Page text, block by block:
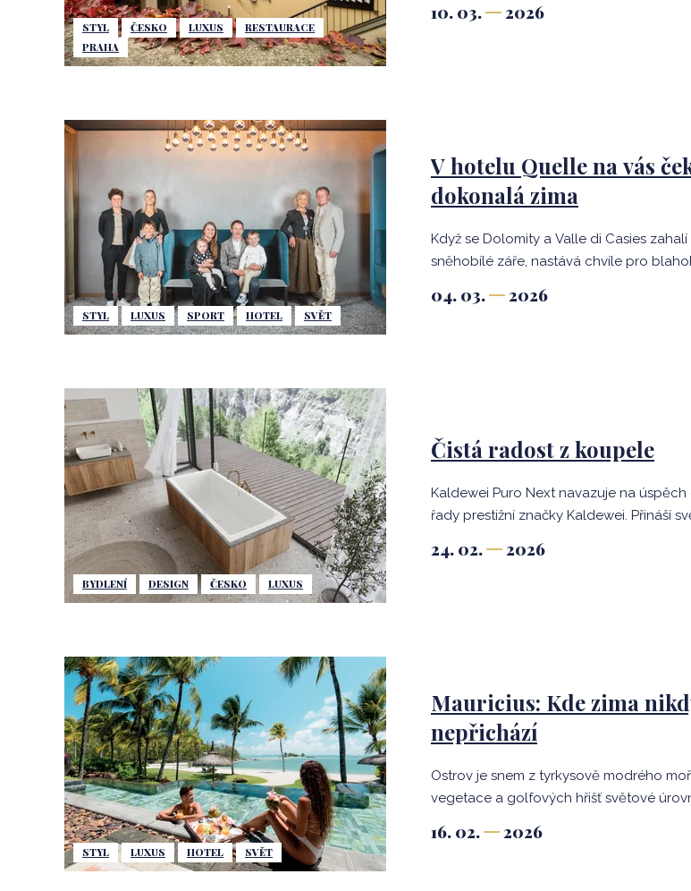
STYL ČESKO LUXUS
RESTAURACE
PRAHA
je poskytovat hodnotné kulinářské
10. 03. 2026
STYL LUXUS SPORT HOTEL SVĚT
V hotelu Quelle na vás
dokonalá zima
Když se Dolomity a Valle di Casies
sněhobílé záře, nastává chvíle pro
4OO metrů nad mořem, se nachází Hotel
04. 03. 2026
BYDLENÍ DESIGN ČESKO LUXUS
Čistá radost z koupele
Kaldewei Puro Next navazuje na
řady prestižní značky Kaldewei. Přináší
bezpečnostními úpravami.
24. 02. 2026
STYL LUXUS HOTEL SVĚT
Mauricius: Kde zima nikdy
nepřichází
Ostrov je snem z tyrkysově modrého
vegetace a golfových hřišť světové
řeky a bujnou vegetaci, s úchvatnými
16. 02. 2026